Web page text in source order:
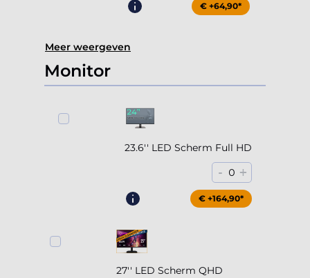
€ +64,90*
Meer weergeven
Monitor
23.6'' LED Scherm Full HD
- 0 +
€ +164,90*
27'' LED Scherm QHD